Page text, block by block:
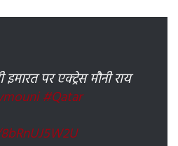
पर एक्ट्रेस मौनी राय
#Qatar